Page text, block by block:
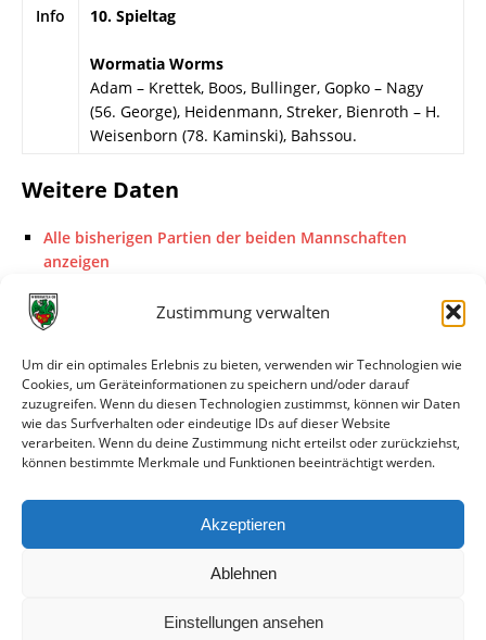
Zustimmung verwalten
Um dir ein optimales Erlebnis zu bieten, verwenden wir Technologien wie
Cookies, um Geräteinformationen zu speichern und/oder darauf
zuzugreifen. Wenn du diesen Technologien zustimmst, können wir Daten
wie das Surfverhalten oder eindeutige IDs auf dieser Website
verarbeiten. Wenn du deine Zustimmung nicht erteilst oder zurückziehst,
können bestimmte Merkmale und Funktionen beeinträchtigt werden.
Akzeptieren
Ablehnen
Einstellungen ansehen
Info
10. Spieltag
Wormatia Worms
Adam – Krettek, Boos, Bullinger, Gopko – Nagy
(56. George), Heidenmann, Streker, Bienroth – H.
Weisenborn (78. Kaminski), Bahssou.
Weitere Daten
Alle bisherigen Partien der beiden Mannschaften
anzeigen
Das sagen die Medien zum Spiel
Datum Quelle
Titel
15.10.2012
Nibelungen
Kurier
Wormatias U23 tat sich
lange Zeit mit dem
Toreschießen recht schwer
Zeitung
Zweiten gegen Bodenheim